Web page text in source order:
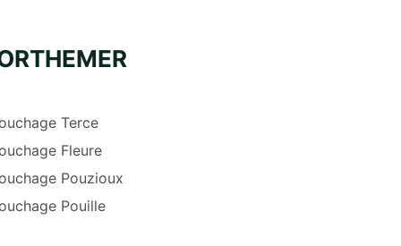
Terce
Fleure
Pouzioux
Pouille